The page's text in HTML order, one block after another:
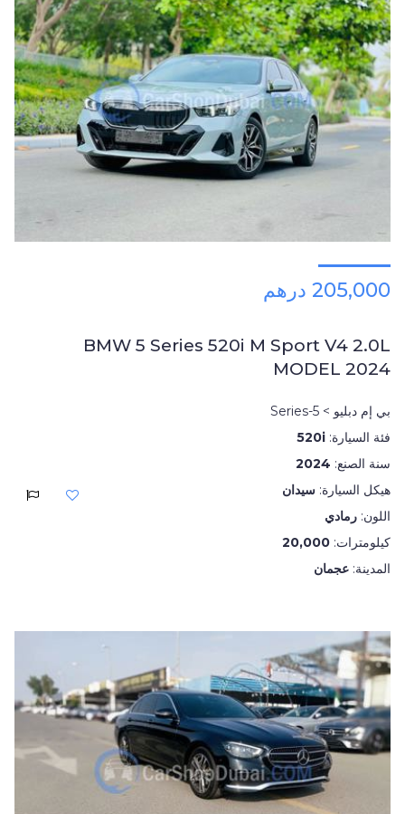
205,000 درهم
BMW 5 Series 520i M Sport V4 2.0L
MODEL 2024
بي إم دبليو > 5-Series
فئة السيارة: 520i
سنة الصنع: 2024
هيكل السيارة: سيدان
اللون: رمادي
كيلومترات: 20,000
المدينة: عجمان